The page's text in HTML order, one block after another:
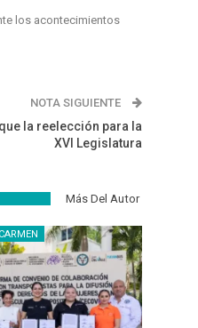
los acontecimientos
NOTA SIGUIENTE
la reelección para la
XVI Legislatura
Más Del Autor